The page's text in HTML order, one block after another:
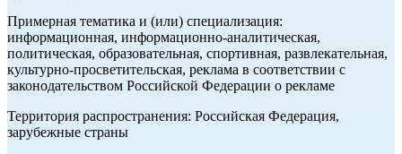
Примерная тематика и (или) специализация:
информационная, информационно-аналитическая,
политическая, образовательная, спортивная, развлекательная,
культурно-просветительская, реклама в соответствии с
законодательством Российской Федерации о рекламе
Территория распространения: Российская Федерация,
зарубежные страны